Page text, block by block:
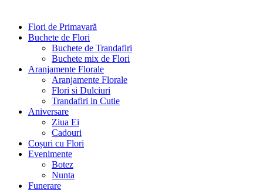
Flori de Primavară
Buchete de Flori
Buchete de Trandafiri
Buchete mix de Flori
Aranjamente Florale
Aranjamente Florale
Flori si Dulciuri
Trandafiri in Cutie
Aniversare
Ziua Ei
Cadouri
Coșuri cu Flori
Evenimente
Botez
Nunta
Funerare